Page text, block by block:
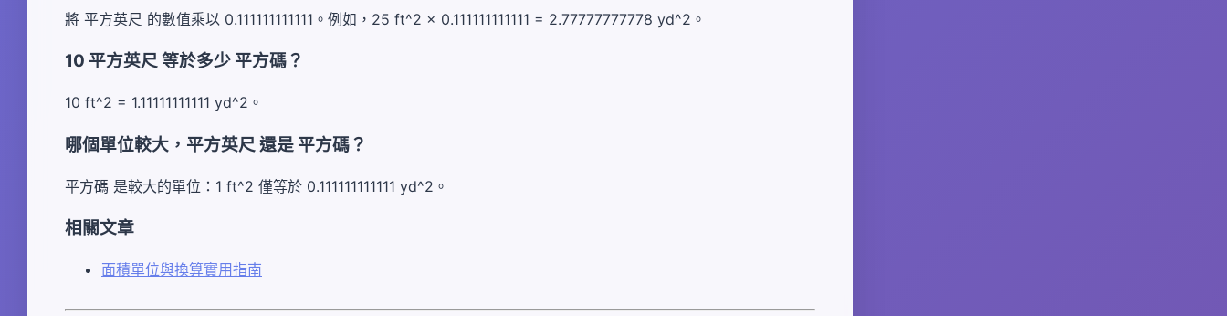
將 平方英尺 的數值乘以 0.111111111111。例如，25 ft^2 × 0.111111111111 = 2.77777777778 yd^2。
10 平方英尺 等於多少 平方碼？
10 ft^2 = 1.11111111111 yd^2。
哪個單位較大，平方英尺 還是 平方碼？
平方碼 是較大的單位：1 ft^2 僅等於 0.111111111111 yd^2。
相關文章
面積單位與換算實用指南